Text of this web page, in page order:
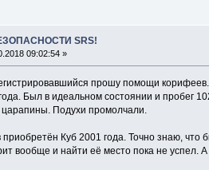
SRS!
09:02:54 »
прошу помощи корифеев.
Был в идеальном состоянии и пробег
царапины. Подухи промолчали.
приобретён Куб 2001 года. Точно знаю,
вообще и найти её место пока не успел.